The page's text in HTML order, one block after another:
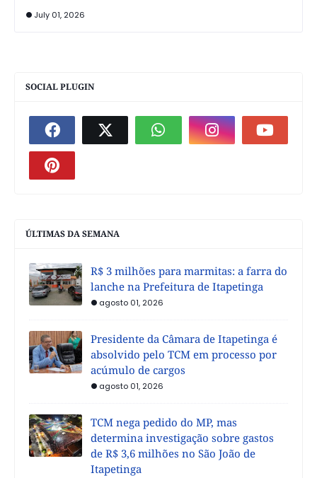
July 01, 2026
SOCIAL PLUGIN
ÚLTIMAS DA SEMANA
R$ 3 milhões para marmitas: a farra do
lanche na Prefeitura de Itapetinga
agosto 01, 2026
Presidente da Câmara de Itapetinga é
absolvido pelo TCM em processo por
acúmulo de cargos
agosto 01, 2026
TCM nega pedido do MP, mas
determina investigação sobre gastos
de R$ 3,6 milhões no São João de
Itapetinga